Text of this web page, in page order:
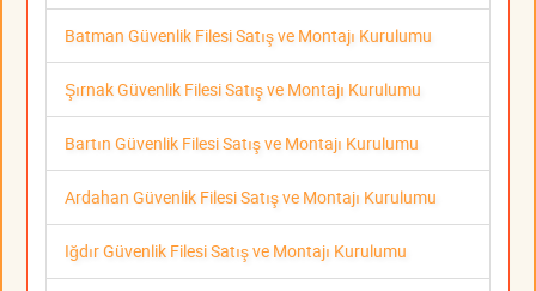
Batman Güvenlik Filesi Satış ve Montajı Kurulumu
Şırnak Güvenlik Filesi Satış ve Montajı Kurulumu
Bartın Güvenlik Filesi Satış ve Montajı Kurulumu
Ardahan Güvenlik Filesi Satış ve Montajı Kurulumu
Iğdır Güvenlik Filesi Satış ve Montajı Kurulumu